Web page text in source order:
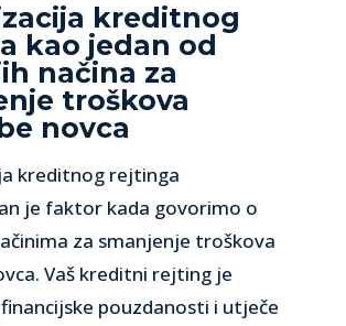
kreditnog
kao jedan od
načina za
troškova
novca
kreditnog rejtinga
je faktor kada govorimo o
za smanjenje troškova
Vaš kreditni rejting je
pouzdanosti i utječe